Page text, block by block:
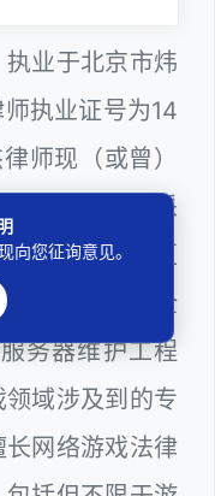
业于北京市炜
执业证号为14
师现（或曾）
深圳市政府采
任深圳市某区
信息网络安全
务器维护工程
域涉及到的专
网络游戏法律
向您征询意见。